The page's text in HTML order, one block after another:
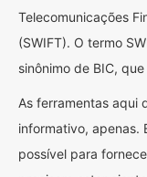
Telecomunicações
(SWIFT). O termo
sinônimo de BIC,
As ferramentas aqui
informativo, apenas.
possível para